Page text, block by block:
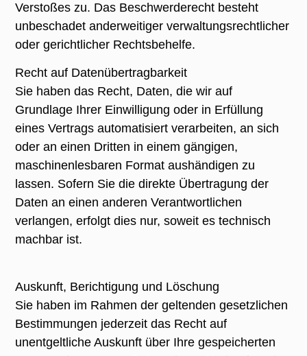
Verstoßes zu. Das Beschwerderecht besteht
unbeschadet anderweitiger verwaltungsrechtlicher
oder gerichtlicher Rechtsbehelfe.
Recht auf Datenübertragbarkeit
Sie haben das Recht, Daten, die wir auf
Grundlage Ihrer Einwilligung oder in Erfüllung
eines Vertrags automatisiert verarbeiten, an sich
oder an einen Dritten in einem gängigen,
maschinenlesbaren Format aushändigen zu
lassen. Sofern Sie die direkte Übertragung der
Daten an einen anderen Verantwortlichen
verlangen, erfolgt dies nur, soweit es technisch
machbar ist.
Auskunft, Berichtigung und Löschung
Sie haben im Rahmen der geltenden gesetzlichen
Bestimmungen jederzeit das Recht auf
unentgeltliche Auskunft über Ihre gespeicherten